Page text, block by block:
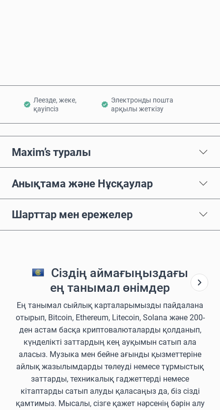
Леезде, жеке,
қауіпсіз
Электронды пошта
арқылы жеткізу
Maxim’s туралы
Анықтама және Нұсқаулар
Шарттар мен ережелер
Сіздің аймағыңыздағы
ең танымал өнімдер
Ең танымал сыйлық карталарымызды пайдалана
отырып, Bitcoin, Ethereum, Litecoin, Solana және 200-
ден астам басқа криптовалюталарды қолданып,
күнделікті заттардың кең ауқымын сатып ала
аласыз. Музыка мен бейне ағынды қызметтеріне
айлық жазылымдарды төлеуді немесе тұрмыстық
заттарды, техникалық гаджеттерді немесе
кітаптарды сатып алуды қаласаңыз да, біз сізді
қамтимыз. Мысалы, сізге қажет нәрсенің бәрін алу